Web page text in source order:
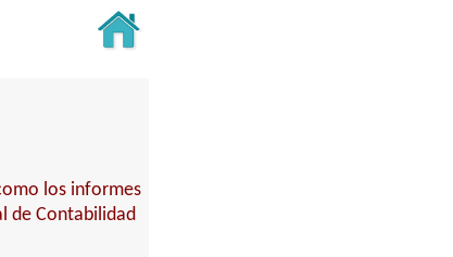
los informes
de Contabilidad